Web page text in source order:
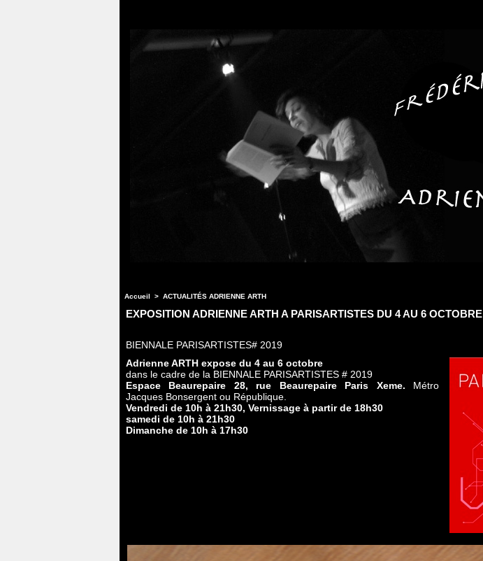
Accueil > ACTUALITÉS ADRIENNE ARTH
EXPOSITION ADRIENNE ARTH A PARISARTISTES DU 4 AU 6 OCTOBRE
BIENNALE PARISARTISTES# 2019
Adrienne ARTH expose du 4 au 6 octobre
dans le cadre de la BIENNALE PARISARTISTES # 2019
Espace Beaurepaire 28, rue Beaurepaire Paris Xeme. Métro
Jacques Bonsergent ou République.
Vendredi de 10h à 21h30, Vernissage à partir de 18h30
samedi de 10h à 21h30
Dimanche de 10h à 17h30